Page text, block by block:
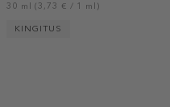
30 ml (3,73 € / 1 ml)
KINGITUS